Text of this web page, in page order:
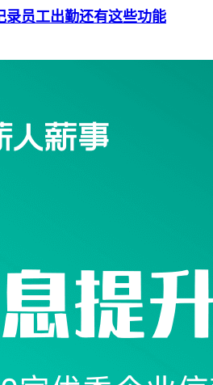
录员工出勤还有这些功能